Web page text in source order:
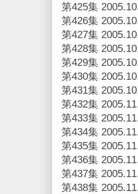
第425集
第426集
第427集
第428集
第429集
第430集
第431集
第432集
第433集
第434集
第435集
第436集
第437集
第438集